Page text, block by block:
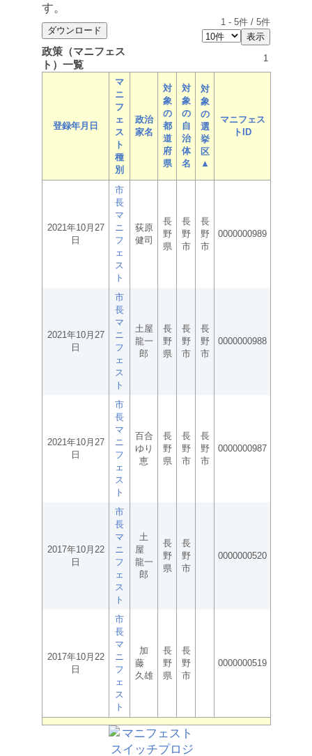
す。
1 - 5件 / 5件
政策（マニフェス
ト）一覧
1
登録年月日
マ
ニ
フ
ェ
ス
ト
種
別
政治
家名
対
象
の
都
道
府
県
対
象
の
自
治
体
名
対
象
の
選
挙
区
▲
マニフェス
トID
2021年10月27
日
市
長
マ
ニ
フ
ェ
ス
ト
荻原
健司
長
野
県
長
野
市
長
野
市
0000000989
2021年10月27
日
市
長
マ
ニ
フ
ェ
ス
ト
土屋
龍一
郎
長
野
県
長
野
市
長
野
市
0000000988
2021年10月27
日
市
長
マ
ニ
フ
ェ
ス
ト
百合
ゆり
恵
長
野
県
長
野
市
長
野
市
0000000987
2017年10月22
日
市
長
マ
ニ
フ
ェ
ス
ト
土
屋
龍一
郎
長
野
県
長
野
市
0000000520
2017年10月22
日
市
長
マ
ニ
フ
ェ
ス
ト
加
藤
久雄
長
野
県
長
野
市
0000000519